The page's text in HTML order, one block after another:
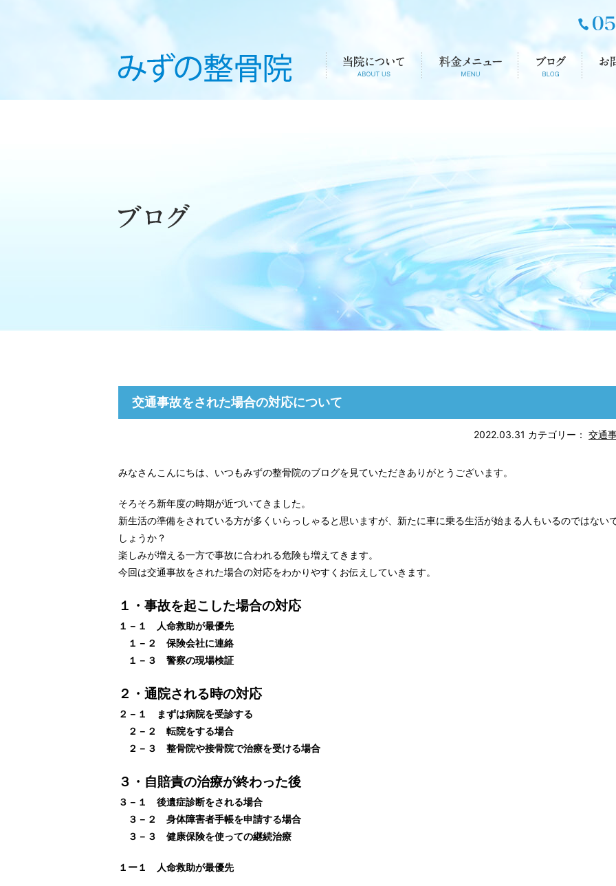
交通事故をされた場合の対応について
2022.03.31 カテゴリー： 交通
みなさんこんにちは、いつもみずの整骨院のブログを見ていただきありがとうございます。
そろそろ新年度の時期が近づいてきました。
新生活の準備をされている方が多くいらっしゃると思いますが、新たに車に乗る生活が始まる人もいるのではない
しょうか？
楽しみが増える一方で事故に合われる危険も増えてきます。
今回は交通事故をされた場合の対応をわかりやすくお伝えしていきます。
１・事故を起こした場合の対応
１－１ 人命救助が最優先
１－２ 保険会社に連絡
１－３ 警察の現場検証
２・通院される時の対応
２－１ まずは病院を受診する
２－２ 転院をする場合
２－３ 整骨院や接骨院で治療を受ける場合
３・自賠責の治療が終わった後
３－１ 後遺症診断をされる場合
３－２ 身体障害者手帳を申請する場合
３－３ 健康保険を使っての継続治療
１ー１ 人命救助が最優先